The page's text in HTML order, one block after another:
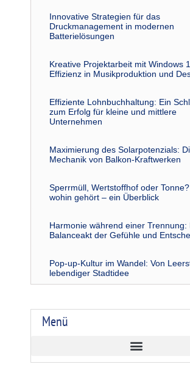
Innovative Strategien für das
Druckmanagement in modernen
Batterielösungen
Kreative Projektarbeit mit Windows
Effizienz in Musikproduktion und
Effiziente Lohnbuchhaltung: Ein
zum Erfolg für kleine und mittlere
Unternehmen
Maximierung des Solarpotenzials:
Mechanik von Balkon-Kraftwerken
Sperrmüll, Wertstoffhof oder
wohin gehört – ein Überblick
Harmonie während einer Trennung:
Balanceakt der Gefühle und
Pop-up-Kultur im Wandel: Von
lebendiger Stadtidee
Menü